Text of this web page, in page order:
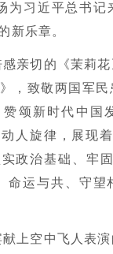
为习近平总书记
新乐章。
亲切的《茉莉
，致敬两国军
颂新时代中国
人旋律，展现着
政治基础、牢
命运与共、守望
上空中飞人表演